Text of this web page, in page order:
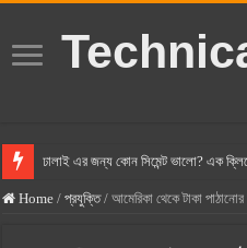
ঢালাই এর জন্য কোন সিমেন্ট ভালো? এক
বসুন্ধরা সিমেন্ট এর দাম ২০২৫
Home / প্রযুক্তি / আমেরিকা থেকে টাকা পাঠানোর